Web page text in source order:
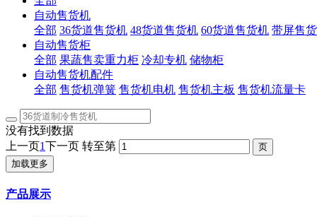
自动售货机
全部 36货道售货机 48货道售货机 60货道售货机 带屏售
自动售货柜
全部 果蔬售卖重力柜 冷却专机 储物柜
自动售货机配件
全部 售货机弹簧 售货机电机 售货机主板 售货机流量卡
没有找到数据
上一页1下一页 转至第
加载更多
产品展示